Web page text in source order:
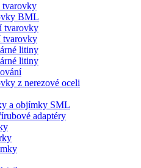
tvarovky
BML
tvarovky
tvarovky
litiny
litiny
z nerezové oceli
a objímky SML
adaptéry